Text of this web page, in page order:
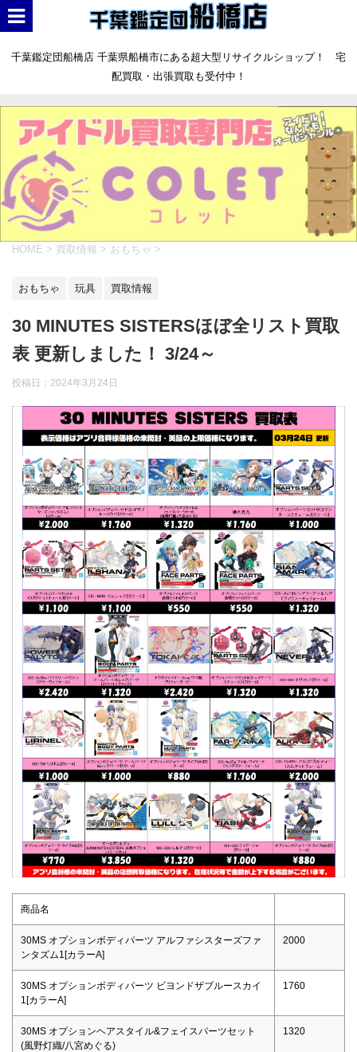
千葉鑑定団船橋店 千葉県船橋市にある超大型リサイクルショップ！ 宅
配買取・出張買取も受付中！
HOME > 買取情報 > おもちゃ >
おもちゃ 玩具 買取情報
30 MINUTES SISTERSほぼ全リスト買取
表 更新しました！ 3/24～
投稿日： 2024年3月24日
商品名
30MS オプションボディパーツ アルファシスターズファ
ンタズム1[カラーA]
2000
30MS オプションボディパーツ ビヨンドザブルースカイ
1[カラーA]
1760
30MS オプションヘアスタイル&フェイスパーツセット
(風野灯織/八宮めぐる)
1320